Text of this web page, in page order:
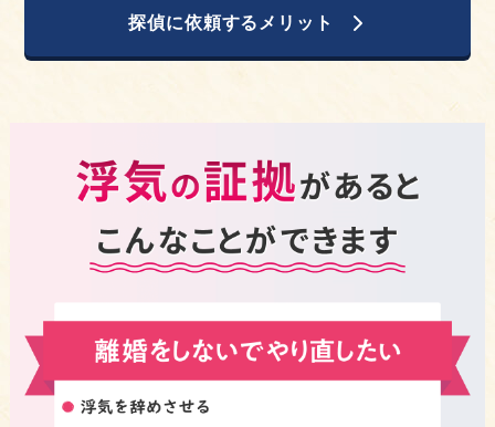
探偵に依頼するメリット